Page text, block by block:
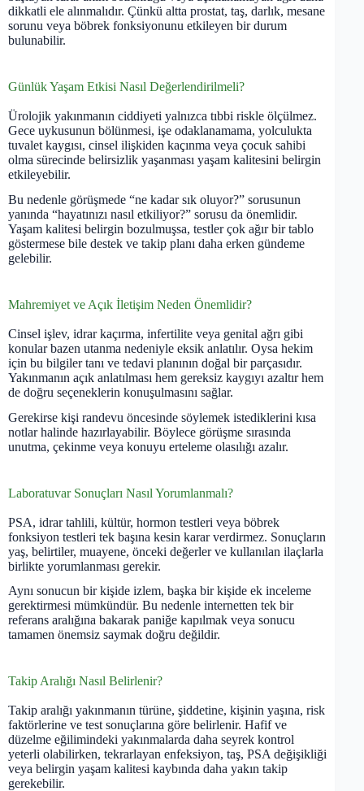
dikkatli ele alınmalıdır. Çünkü altta prostat, taş, darlık, mesane
sorunu veya böbrek fonksiyonunu etkileyen bir durum
bulunabilir.
Günlük Yaşam Etkisi Nasıl Değerlendirilmeli?
Ürolojik yakınmanın ciddiyeti yalnızca tıbbi riskle ölçülmez.
Gece uykusunun bölünmesi, işe odaklanamama, yolculukta
tuvalet kaygısı, cinsel ilişkiden kaçınma veya çocuk sahibi
olma sürecinde belirsizlik yaşanması yaşam kalitesini belirgin
etkileyebilir.
Bu nedenle görüşmede “ne kadar sık oluyor?” sorusunun
yanında “hayatınızı nasıl etkiliyor?” sorusu da önemlidir.
Yaşam kalitesi belirgin bozulmuşsa, testler çok ağır bir tablo
göstermese bile destek ve takip planı daha erken gündeme
gelebilir.
Mahremiyet ve Açık İletişim Neden Önemlidir?
Cinsel işlev, idrar kaçırma, infertilite veya genital ağrı gibi
konular bazen utanma nedeniyle eksik anlatılır. Oysa hekim
için bu bilgiler tanı ve tedavi planının doğal bir parçasıdır.
Yakınmanın açık anlatılması hem gereksiz kaygıyı azaltır hem
de doğru seçeneklerin konuşulmasını sağlar.
Gerekirse kişi randevu öncesinde söylemek istediklerini kısa
notlar halinde hazırlayabilir. Böylece görüşme sırasında
unutma, çekinme veya konuyu erteleme olasılığı azalır.
Laboratuvar Sonuçları Nasıl Yorumlanmalı?
PSA, idrar tahlili, kültür, hormon testleri veya böbrek
fonksiyon testleri tek başına kesin karar verdirmez. Sonuçların
yaş, belirtiler, muayene, önceki değerler ve kullanılan ilaçlarla
birlikte yorumlanması gerekir.
Aynı sonucun bir kişide izlem, başka bir kişide ek inceleme
gerektirmesi mümkündür. Bu nedenle internetten tek bir
referans aralığına bakarak paniğe kapılmak veya sonucu
tamamen önemsiz saymak doğru değildir.
Takip Aralığı Nasıl Belirlenir?
Takip aralığı yakınmanın türüne, şiddetine, kişinin yaşına, risk
faktörlerine ve test sonuçlarına göre belirlenir. Hafif ve
düzelme eğilimindeki yakınmalarda daha seyrek kontrol
yeterli olabilirken, tekrarlayan enfeksiyon, taş, PSA değişikliği
veya belirgin yaşam kalitesi kaybında daha yakın takip
gerekebilir.